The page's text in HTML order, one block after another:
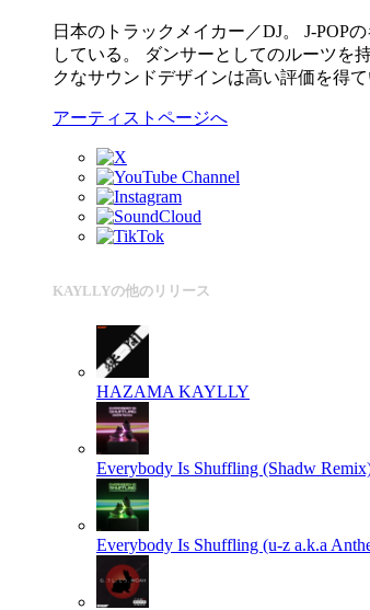
日本のトラックメイカー／DJ。 J-POP
している。 ダンサーとしてのルーツを
クなサウンドデザインは高い評価を得て
アーティストページへ
KAYLLYの他のリリース
HAZAMA KAYLLY
Everybody Is Shuffling (Shadw
Everybody Is Shuffling (u-z a.k.a